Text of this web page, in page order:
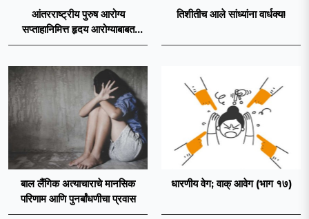
आंतरराष्ट्रीय पुरुष आरोग्य
सप्ताहानिमित्त हृदय आरोग्याबाबत
जनजागृतीची आवश्यकता
तिशीतीच आले सांध्यांना वार्धक्य!
बाल लैंगिक अत्याचाराचे मानसिक
परिणाम आणि पुनर्बांधणीचा प्रवास
धारणीय वेग; वाक्‌‍ आवेग (भाग १७)